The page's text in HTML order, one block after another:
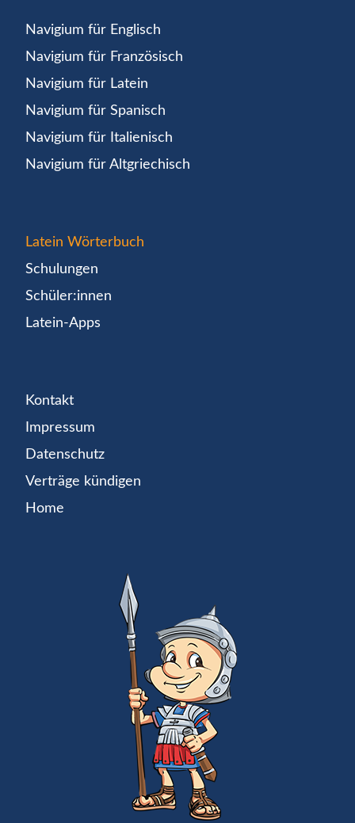
Navigium für Englisch
Navigium für Französisch
Navigium für Latein
Navigium für Spanisch
Navigium für Italienisch
Navigium für Altgriechisch
Latein Wörterbuch
Schulungen
Schüler:innen
Latein-Apps
Kontakt
Impressum
Datenschutz
Verträge kündigen
Home